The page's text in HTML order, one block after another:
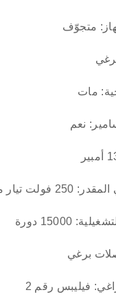
متجوّف
مات
نعم
تيار متردد
15000 دورة
برغي
فيليبس رقم 2